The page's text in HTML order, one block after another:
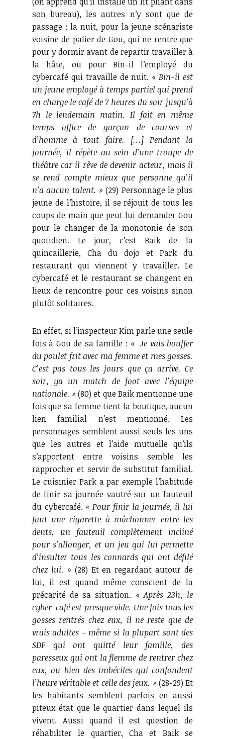
son bureau), les autres n’y sont que de
passage : la nuit, pour la jeune scénariste
voisine de palier de Gou, qui ne rentre que
pour y dormir avant de repartir travailler à
la hâte, ou pour Bin-il l’employé du
cybercafé qui travaille de nuit. « Bin-il est
un jeune employé à temps partiel qui prend
en charge le café de 7 heures du soir jusqu’à
7h le lendemain matin. Il fait en même
temps office de garçon de courses et
d’homme à tout faire. […] Pendant la
journée, il répète au sein d’une troupe de
théâtre car il rêve de devenir acteur, mais il
se rend compte mieux que personne qu’il
n’a aucun talent. »(29) Personnage le plus
jeune de l’histoire, il se réjouit de tous les
coups de main que peut lui demander Gou
pour le changer de la monotonie de son
quotidien. Le jour, c’est Baik de la
quincaillerie, Cha du dojo et Park du
restaurant qui viennent y travailler. Le
cybercafé et le restaurant se changent en
lieux de rencontre pour ces voisins sinon
plutôt solitaires.
En effet, si l’inspecteur Kim parle une seule
fois à Gou de sa famille : « Je vais bouffer
du poulet frit avec ma femme et mes gosses.
C’est pas tous les jours que ça arrive. Ce
soir, ya un match de foot avec l’équipe
nationale. »(80) et que Baik mentionne une
fois que sa femme tient la boutique, aucun
lien familial n’est mentionné. Les
personnages semblent aussi seuls les uns
que les autres et l’aide mutuelle qu’ils
s’apportent entre voisins semble les
rapprocher et servir de substitut familial.
Le cuisinier Park a par exemple l’habitude
de finir sa journée vautré sur un fauteuil
du cybercafé. « Pour finir la journée, il lui
faut une cigarette à mâchonner entre les
dents, un fauteuil complètement incliné
pour s’allonger, et un jeu qui lui permette
d’insulter tous les connards qui ont défilé
chez lui. »(28) Et en regardant autour de
lui, il est quand même conscient de la
précarité de sa situation. « Après 23h, le
cyber-café est presque vide. Une fois tous les
gosses rentrés chez eux, il ne reste que de
vrais adultes – même si la plupart sont des
SDF qui ont quitté leur famille, des
paresseux qui ont la flemme de rentrer chez
eux, ou bien des imbéciles qui confondent
l’heure véritable et celle des jeux. »(28-29) Et
les habitants semblent parfois en aussi
piteux état que le quartier dans lequel ils
vivent. Aussi quand il est question de
réhabiliter le quartier, Cha et Baik se